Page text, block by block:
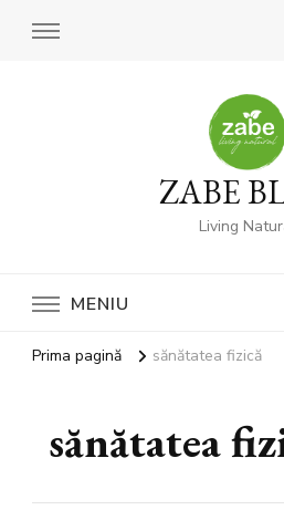
ZABE
Living
MENIU
Prima pagină sănătatea fizică
sănătatea